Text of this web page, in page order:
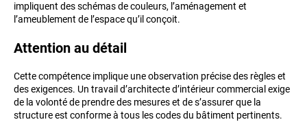
impliquent des schémas de couleurs, l’aménagement et
l’ameublement de l’espace qu’il conçoit.
Attention au détail
Cette compétence implique une observation précise des règles et
des exigences. Un travail d’architecte d’intérieur commercial exige
de la volonté de prendre des mesures et de s’assurer que la
structure est conforme à tous les codes du bâtiment pertinents.